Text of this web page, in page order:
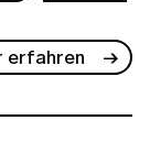
erfahren